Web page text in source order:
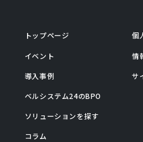
トップページ
イベント
導入事例
ベルシステム24のBPO
ソリューションを探す
コラム
個
情
サ